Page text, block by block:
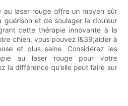
au laser rouge offre un moyen sûr
et de soulager la douleur
cette thérapie innovante à la
chien, vous pouvez l&39;aider à
et plus saine. Considérez les
au laser rouge pour votre
la différence qu’elle peut faire sur